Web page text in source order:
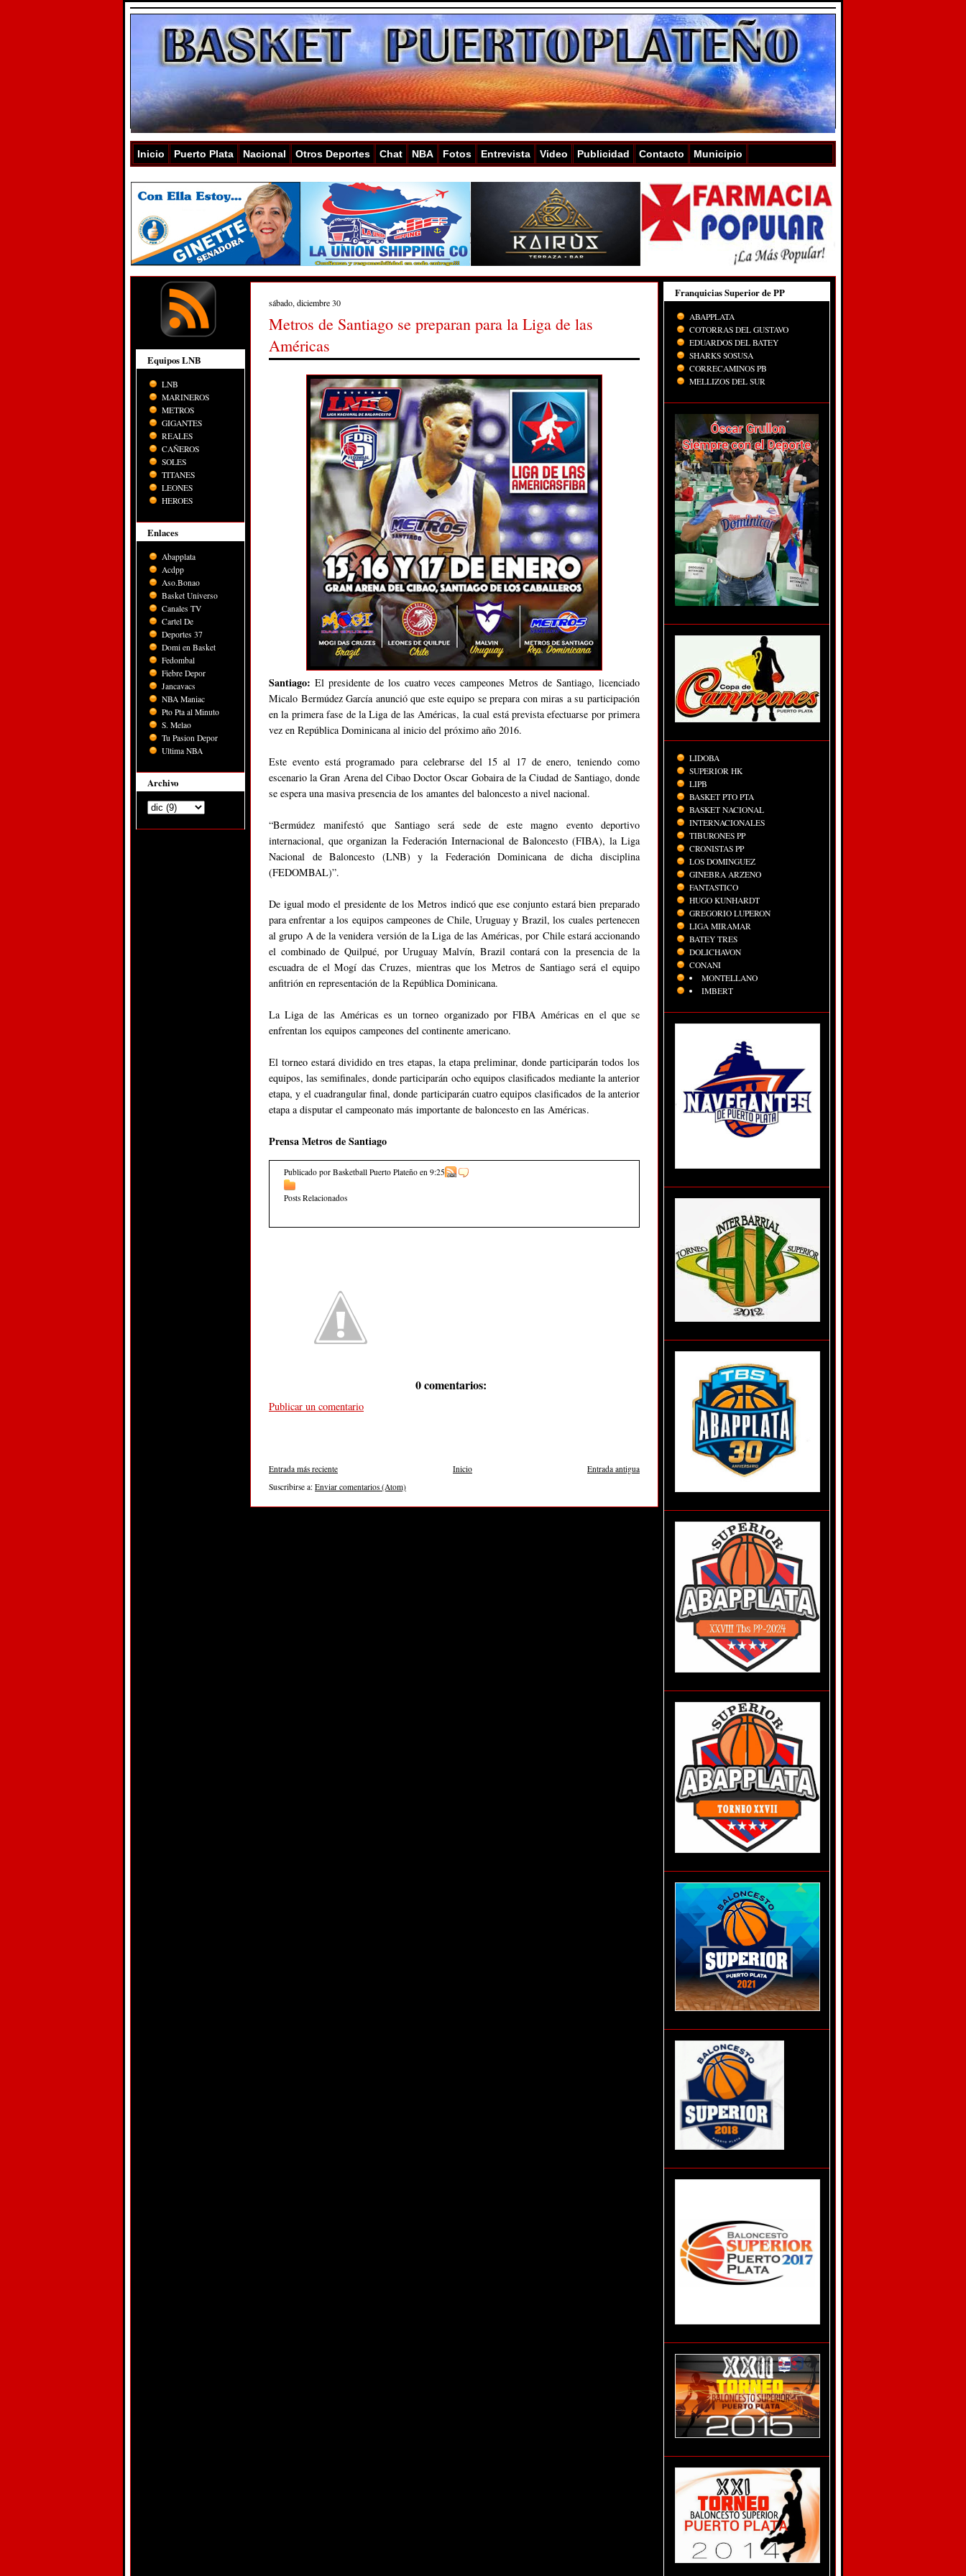
Inicio Puerto Plata Nacional Otros Deportes Chat NBA Fotos Entrevista Video Publicidad Contacto Municipio
Equipos LNB
LNB
MARINEROS
METROS
GIGANTES
REALES
CAÑEROS
SOLES
TITANES
LEONES
HEROES
Enlaces
Abapplata
Acdpp
Aso.Bonao
Basket Universo
Canales TV
Cartel De
Deportes 37
Domi en Basket
Fedombal
Fiebre Depor
Jancavacs
NBA Maniac
Pto Pta al Minuto
S. Melao
Tu Pasion Depor
Ultima NBA
Archivo
sábado, diciembre 30
Metros de Santiago se preparan para la Liga de las
Américas
Santiago: El presidente de los cuatro veces campeones Metros de Santiago, licenciado
Micalo Bermúdez García anunció que este equipo se prepara con miras a su participación
en la primera fase de la Liga de las Américas, la cual está prevista efectuarse por primera
vez en República Dominicana al inicio del próximo año 2016.
Este evento está programado para celebrarse del 15 al 17 de enero, teniendo como
escenario la Gran Arena del Cibao Doctor Oscar Gobaira de la Ciudad de Santiago, donde
se espera una masiva presencia de los amantes del baloncesto a nivel nacional.
“Bermúdez manifestó que Santiago será sede de este magno evento deportivo
internacional, que organizan la Federación Internacional de Baloncesto (FIBA), la Liga
Nacional de Baloncesto (LNB) y la Federación Dominicana de dicha disciplina
(FEDOMBAL)”.
De igual modo el presidente de los Metros indicó que ese conjunto estará bien preparado
para enfrentar a los equipos campeones de Chile, Uruguay y Brazil, los cuales pertenecen
al grupo A de la venidera versión de la Liga de las Américas, por Chile estará accionando
el combinado de Quilpué, por Uruguay Malvín, Brazil contará con la presencia de la
escuadra de el Mogí das Cruzes, mientras que los Metros de Santiago será el equipo
anfitrión en representación de la República Dominicana.
La Liga de las Américas es un torneo organizado por FIBA Américas en el que se
enfrentan los equipos campeones del continente americano.
El torneo estará dividido en tres etapas, la etapa preliminar, donde participarán todos los
equipos, las semifinales, donde participarán ocho equipos clasificados mediante la anterior
etapa, y el cuadrangular final, donde participarán cuatro equipos clasificados de la anterior
etapa a disputar el campeonato más importante de baloncesto en las Américas.
Prensa Metros de Santiago
Publicado por Basketball Puerto Plateño en 9:25
Posts Relacionados
0 comentarios:
Publicar un comentario
Entrada más reciente Entrada antigua
Inicio
Suscribirse a: Enviar comentarios (Atom)
Franquicias Superior de PP
ABAPPLATA
COTORRAS DEL GUSTAVO
EDUARDOS DEL BATEY
SHARKS SOSUSA
CORRECAMINOS PB
MELLIZOS DEL SUR
LIDOBA
SUPERIOR HK
LIPB
BASKET PTO PTA
BASKET NACIONAL
INTERNACIONALES
TIBURONES PP
CRONISTAS PP
LOS DOMINGUEZ
GINEBRA ARZENO
FANTASTICO
HUGO KUNHARDT
GREGORIO LUPERON
LIGA MIRAMAR
BATEY TRES
DOLICHAVON
CONANI
MONTELLANO
IMBERT